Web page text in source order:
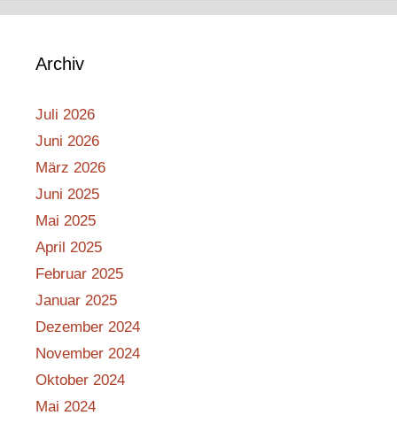
Archiv
Juli 2026
Juni 2026
März 2026
Juni 2025
Mai 2025
April 2025
Februar 2025
Januar 2025
Dezember 2024
November 2024
Oktober 2024
Mai 2024